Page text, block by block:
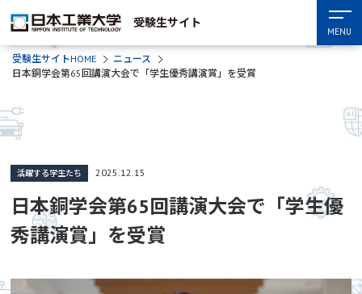
受験生サイト
MENU
受験生サイトHOME
ニュース
日本銅学会第65回講演大会で「学生優秀講演賞」を受賞
日本銅学会第65回講演大会で「学生優
秀講演賞」を受賞
活躍する学生たち 2025.12.15